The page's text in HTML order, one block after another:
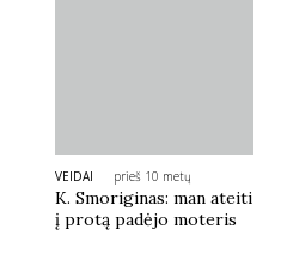
VEIDAI prieš 10 metų
K. Smoriginas: man ateiti
į protą padėjo moteris